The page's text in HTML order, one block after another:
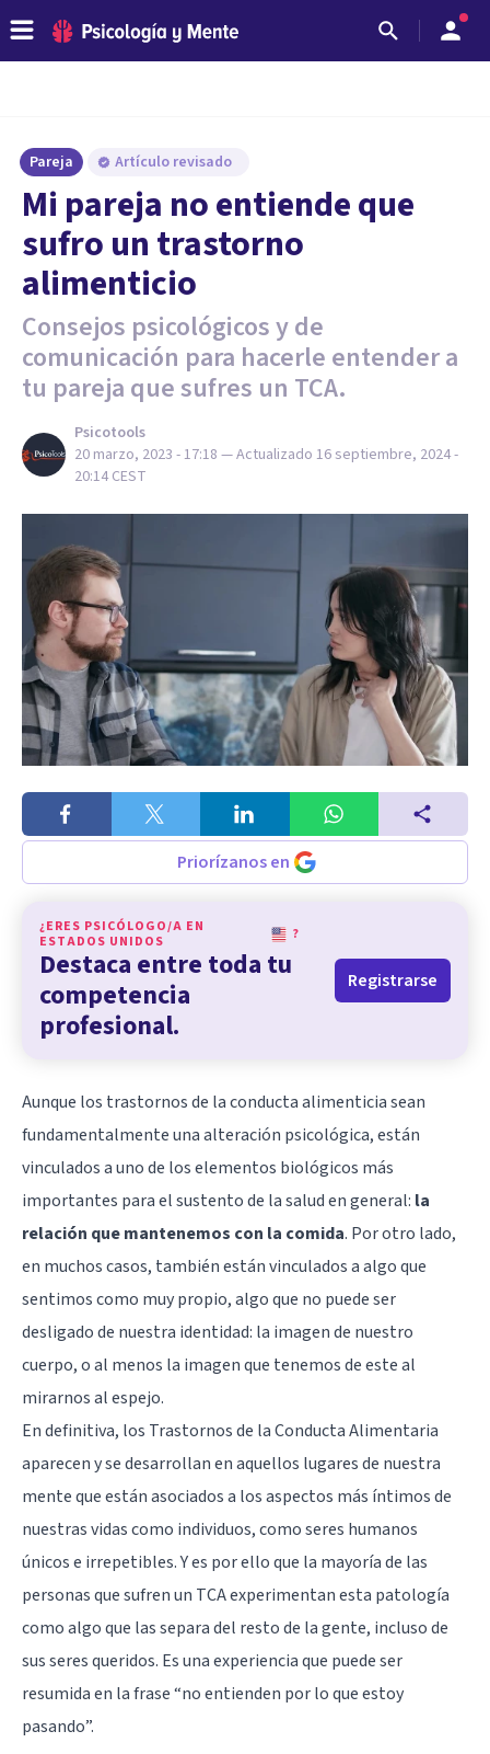
Pareja Artículo revisado
Mi pareja no entiende que
sufro un trastorno
alimenticio
Consejos psicológicos y de
comunicación para hacerle entender a
tu pareja que sufres un TCA.
Psicotools
20 marzo, 2023 - 17:18 — Actualizado 16 septiembre, 2024 -
20:14 CEST
Priorízanos en
¿ERES PSICÓLOGO/A EN
ESTADOS UNIDOS
?
Destaca entre toda tu
competencia
profesional.
Registrarse
Aunque los trastornos de la conducta alimenticia sean
fundamentalmente una alteración psicológica, están
vinculados a uno de los elementos biológicos más
importantes para el sustento de la salud en general: la
relación que mantenemos con la comida. Por otro lado,
en muchos casos, también están vinculados a algo que
sentimos como muy propio, algo que no puede ser
desligado de nuestra identidad: la imagen de nuestro
cuerpo, o al menos la imagen que tenemos de este al
mirarnos al espejo.
En definitiva, los Trastornos de la Conducta Alimentaria
aparecen y se desarrollan en aquellos lugares de nuestra
mente que están asociados a los aspectos más íntimos de
nuestras vidas como individuos, como seres humanos
únicos e irrepetibles. Y es por ello que la mayoría de las
personas que sufren un TCA experimentan esta patología
como algo que las separa del resto de la gente, incluso de
sus seres queridos. Es una experiencia que puede ser
resumida en la frase “no entienden por lo que estoy
pasando”.